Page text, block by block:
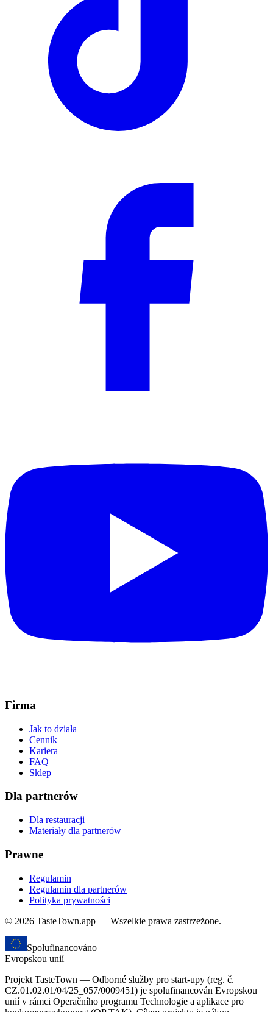
Firma
Jak to działa
Cennik
Kariera
FAQ
Sklep
Dla partnerów
Dla restauracji
Materiały dla partnerów
Prawne
Regulamin
Regulamin dla partnerów
Polityka prywatności
© 2026 TasteTown.app — Wszelkie prawa zastrzeżone.
Spolufinancováno
Evropskou unií
Projekt TasteTown — Odborné služby pro start-upy (reg. č.
CZ.01.02.01/04/25_057/0009451) je spolufinancován Evropskou
unií v rámci Operačního programu Technologie a aplikace pro